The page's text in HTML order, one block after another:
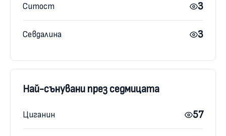
Ситост 3
Севдалина 3
Най-сънувани през седмицата
Циганин 57